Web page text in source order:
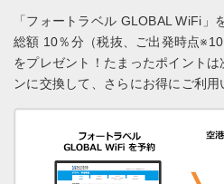
「フォートラベル GLOBAL WiFi」
総額 10％分（税抜、ご出発時点
をプレゼント！ たまったポイント
ンに交換して、さらにお得にご利用